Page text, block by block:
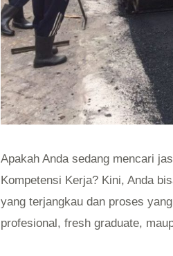
Apakah Anda sedang mencari
Kompetensi Kerja? Kini, Anda
yang terjangkau dan proses
profesional, fresh graduate,